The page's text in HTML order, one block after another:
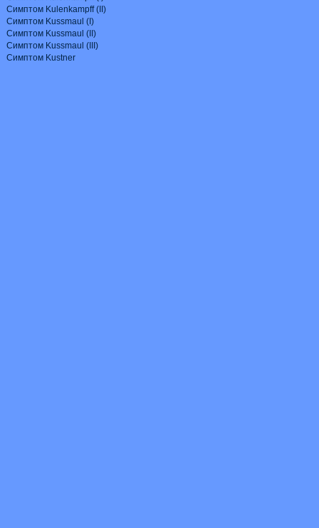
Симптом Kulenkampff (II)
Симптом Kussmaul (I)
Симптом Kussmaul (II)
Симптом Kussmaul (III)
Симптом Kustner